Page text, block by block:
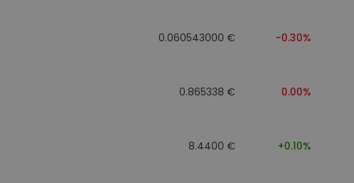
0.060543000 € -0.30%
0.865338 € 0.00%
8.4400 € +0.10%